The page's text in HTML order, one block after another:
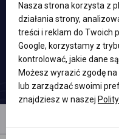
Nasza strona korzysta z
działania strony,
treści i reklam do Twoich
Google, korzystamy z
kontrolować, jakie dane
Możesz wyrazić zgodę
lub zarządzać swoimi
znajdziesz w naszej